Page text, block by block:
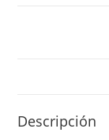
Descripción